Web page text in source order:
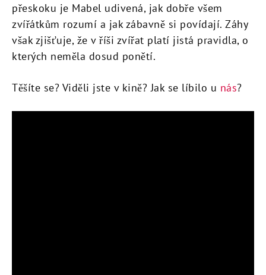
přeskoku je Mabel udivená, jak dobře všem
zvířátkům rozumí a jak zábavně si povídají. Záhy
však zjišťuje, že v říši zvířat platí jistá pravidla, o
kterých neměla dosud ponětí.
Těšíte se? Viděli jste v kině? Jak se líbilo u nás?